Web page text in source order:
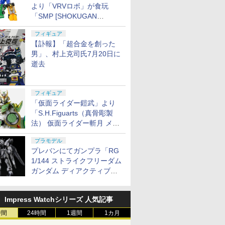
より「VRVロボ」が食玩
「SMP [SHOKUGAN
MODELING PROJECT]」に
登場！
フィギュア
【訃報】「超合金を創った
男」、村上克司氏7月20日に
逝去
フィギュア
「仮面ライダー鎧武」より
「S.H.Figuarts（真骨彫製
法） 仮面ライダー斬月 メロ
ンアームズ」がプレバンにて
8月7日16時から予約開始！
プラモデル
プレバンにてガンプラ「RG
1/144 ストライクフリーダム
ガンダム ディアクティブモ
時より予約開始！
Impress Watchシリーズ 人気記事
24時間 1週間 1カ月